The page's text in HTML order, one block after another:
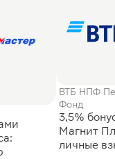
ВТБ НПФ
Фонд
3,5%
Магнит
личные